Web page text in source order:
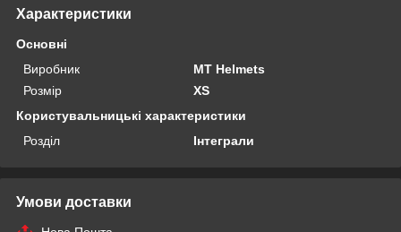
Характеристики
Основні
Виробник
MT Helmets
Розмір
XS
Користувальницькі характеристики
Розділ
Інтеграли
Умови доставки